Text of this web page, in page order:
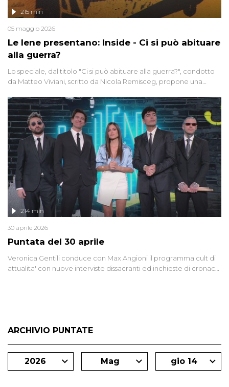
Le Iene presentano: Inside - Ci si può abituare
alla guerra?
215 min
05 maggio 2026
Lo speciale, dal titolo "Ci si può abituare alla guerra?", condotto
da Matteo Viviani, scritto da Nicola Remisceg, propone una
di settore - su quanto la guerra sia diventata una realtà pervasiva.
Anche se l'Italia non è direttamente coinvolta in conflitti armati, il
contesto globale rende impossibile considerarla un fenomeno
lontano.
Puntata del 30 aprile
214 min
30 aprile 2026
Veronica Gentili conduce con Max Angioni il programma cult di
attualita' con nuove interviste dissacranti ed inchieste di cronaca
ARCHIVIO PUNTATE
2026 Mag gio 14